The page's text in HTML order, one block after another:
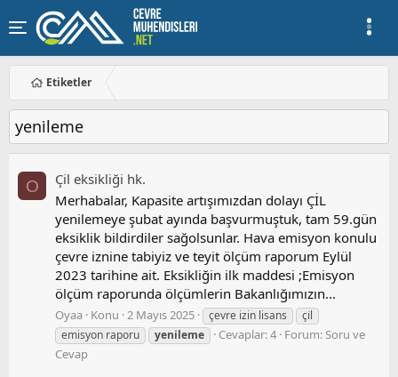
Etiketler
yeni̇leme
O
Çi̇l eksikliği hk.
Merhabalar, Kapasite artışımızdan dolayı ÇİL
yenilemeye şubat ayında başvurmuştuk, tam 59.gün
eksiklik bildirdiler sağolsunlar. Hava emisyon konulu
çevre iznine tabiyiz ve teyit ölçüm raporum Eylül
2023 tarihine ait. Eksikliğin ilk maddesi ;Emisyon
ölçüm raporunda ölçümlerin Bakanlığımızın...
Oyaa Konu 2 Mayıs 2025 çevre izin lisans
çi̇l
emisyon raporu
yeni̇leme Cevaplar: 4 Forum:Soru ve
Cevap